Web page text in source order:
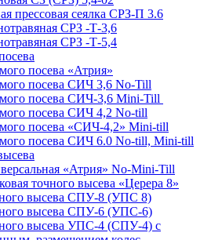
прессовая сеялка СРЗ-П 3.6
СРЗ -Т-3,6
СРЗ -Т-5,4
посева «Атрия»
посева СИЧ 3,6 No-Till
посева СИЧ-3,6 Mini-Till
посева СИЧ 4,2 No-till
посева «СИЧ-4,2» Mini-till
посева СИЧ 6.0 No-till, Mini-till
«Атрия» No-Mini-Till
точного высева «Церера 8»
высева СПУ-8 (УПС 8)
высева СПУ-6 (УПС-6)
высева УПС-4 (СПУ-4) с